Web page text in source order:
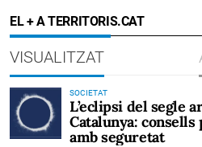
EL + A TERRITORIS.CAT
VISUALITZAT
SOCIETAT
L’eclipsi del segle
Catalunya:
amb seguretat